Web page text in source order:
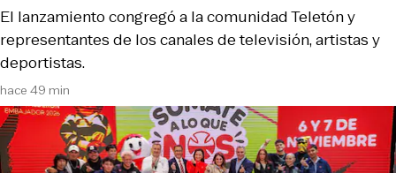
hace 49 min
El lanzamiento congregó a la comunidad Teletón y
representantes de los canales de televisión, artistas y
deportistas.